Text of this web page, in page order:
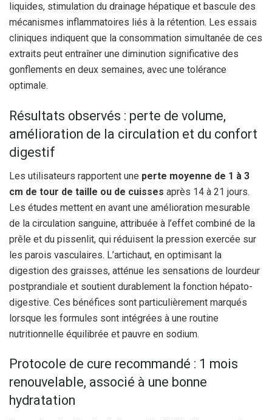
liquides, stimulation du drainage hépatique et bascule des
mécanismes inflammatoires liés à la rétention. Les essais
cliniques indiquent que la consommation simultanée de ces
extraits peut entraîner une diminution significative des
gonflements en deux semaines, avec une tolérance
optimale.
Résultats observés : perte de volume,
amélioration de la circulation et du confort
digestif
Les utilisateurs rapportent une perte moyenne de 1 à 3
cm de tour de taille ou de cuisses après 14 à 21 jours.
Les études mettent en avant une amélioration mesurable
de la circulation sanguine, attribuée à l’effet combiné de la
prêle et du pissenlit, qui réduisent la pression exercée sur
les parois vasculaires. L’artichaut, en optimisant la
digestion des graisses, atténue les sensations de lourdeur
postprandiale et soutient durablement la fonction hépato-
digestive. Ces bénéfices sont particulièrement marqués
lorsque les formules sont intégrées à une routine
nutritionnelle équilibrée et pauvre en sodium.
Protocole de cure recommandé : 1 mois
renouvelable, associé à une bonne
hydratation